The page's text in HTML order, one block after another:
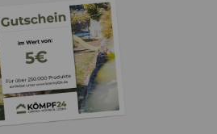
Holz Metall-Regenrinne 335
Cross Cube 4
Skan Holz Metall-
cm, anthrazit für Cross Cube